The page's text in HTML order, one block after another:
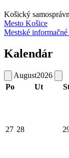
Košický
Mesto Košice
Mestské
Kalendár
August2026
Po
Ut
27 28